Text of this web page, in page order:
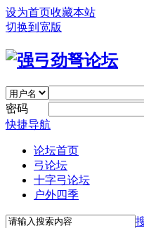
设为首页收藏本站
切换到宽版
密码
快捷导航
论坛首页
弓论坛
十字弓论坛
户外四季